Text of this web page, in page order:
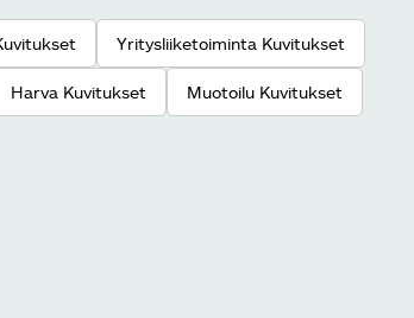
Yritysliiketoiminta Kuvitukset
Harva Kuvitukset Muotoilu Kuvitukset